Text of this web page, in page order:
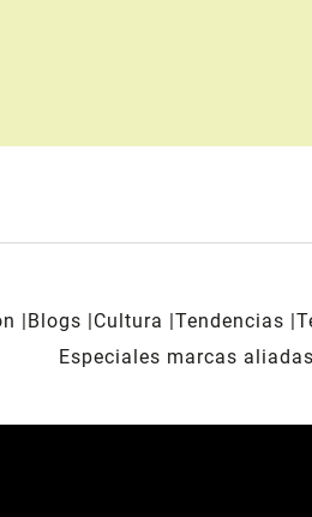
Blogs Cultura Tendencias
Especiales marcas aliadas